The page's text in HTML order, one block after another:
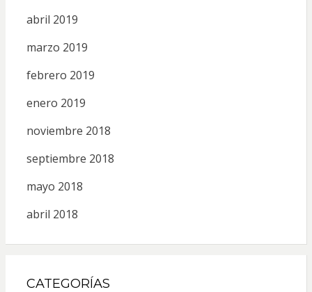
abril 2019
marzo 2019
febrero 2019
enero 2019
noviembre 2018
septiembre 2018
mayo 2018
abril 2018
CATEGORÍAS